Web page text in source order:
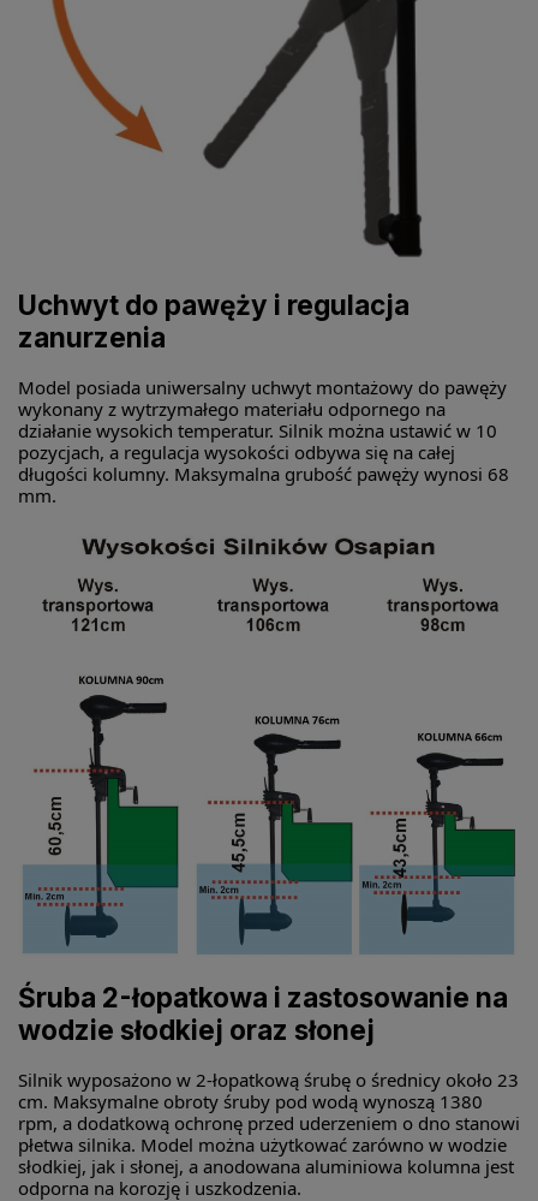
Uchwyt do pawęży i regulacja
zanurzenia
Model posiada uniwersalny uchwyt montażowy do pawęży
wykonany z wytrzymałego materiału odpornego na
działanie wysokich temperatur. Silnik można ustawić w 10
pozycjach, a regulacja wysokości odbywa się na całej
długości kolumny. Maksymalna grubość pawęży wynosi 68
mm.
Śruba 2-łopatkowa i zastosowanie na
wodzie słodkiej oraz słonej
Silnik wyposażono w 2-łopatkową śrubę o średnicy około 23
cm. Maksymalne obroty śruby pod wodą wynoszą 1380
rpm, a dodatkową ochronę przed uderzeniem o dno stanowi
płetwa silnika. Model można użytkować zarówno w wodzie
słodkiej, jak i słonej, a anodowana aluminiowa kolumna jest
odporna na korozję i uszkodzenia.